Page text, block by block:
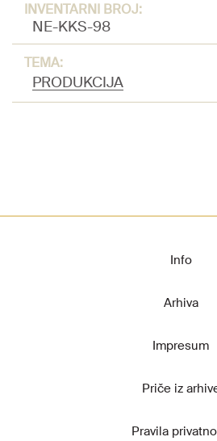
INVENTARNI BROJ:
NE-KKS-98
TEMA:
PRODUKCIJA
Info
Arhiva
Impresum
Priče iz
Pravila